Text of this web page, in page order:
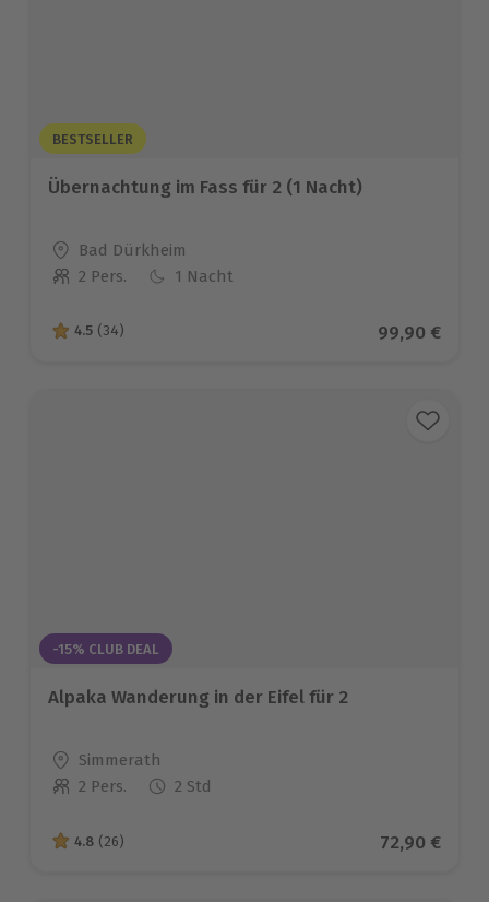
BESTSELLER
Übernachtung im Fass für 2 (1 Nacht)
Standort
Bad Dürkheim
Anzahl der Teilnehmer
2 Pers. 1 Nacht
4.5 von 5 Sternen basierend auf 34 Bewertungen
4.5 (34) Aktueller
99,90 €
-15% CLUB DEAL
Alpaka Wanderung in der Eifel für 2
Standort
Simmerath
Anzahl der Teilnehmer
2 Pers. 2 Std
4.8 von 5 Sternen basierend auf 26 Bewertungen
4.8 (26) Aktueller
72,90 €